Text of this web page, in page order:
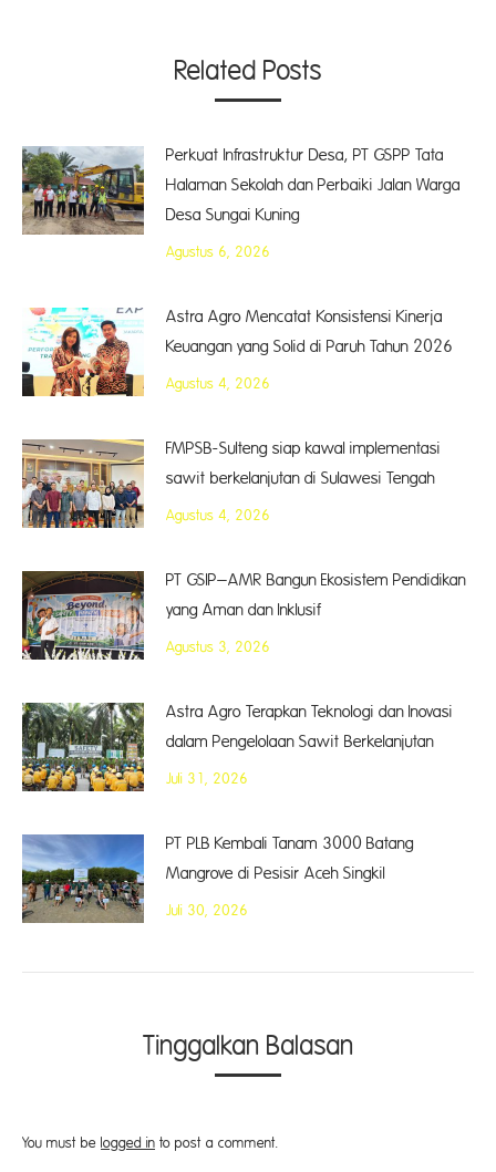
Related Posts
Perkuat Infrastruktur Desa, PT GSPP Tata
Halaman Sekolah dan Perbaiki Jalan Warga
Desa Sungai Kuning
Agustus 6, 2026
Astra Agro Mencatat Konsistensi Kinerja
Keuangan yang Solid di Paruh Tahun 2026
Agustus 4, 2026
FMPSB-Sulteng siap kawal implementasi
sawit berkelanjutan di Sulawesi Tengah
Agustus 4, 2026
PT GSIP–AMR Bangun Ekosistem Pendidikan
yang Aman dan Inklusif
Agustus 3, 2026
Astra Agro Terapkan Teknologi dan Inovasi
dalam Pengelolaan Sawit Berkelanjutan
Juli 31, 2026
PT PLB Kembali Tanam 3000 Batang
Mangrove di Pesisir Aceh Singkil
Juli 30, 2026
Tinggalkan Balasan
You must be logged in to post a comment.